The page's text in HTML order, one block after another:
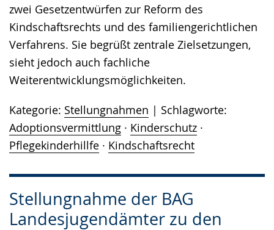
zwei Gesetzentwürfen zur Reform des
Kindschaftsrechts und des familiengerichtlichen
Verfahrens. Sie begrüßt zentrale Zielsetzungen,
sieht jedoch auch fachliche
Weiterentwicklungsmöglichkeiten.
Kategorie: Stellungnahmen
Schlagworte:
Adoptionsvermittlung · Kinderschutz ·
Pflegekinderhillfe · Kindschaftsrecht
Stellungnahme der BAG
Landesjugendämter zu den